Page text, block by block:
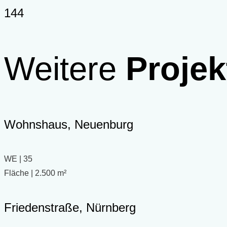
144
Weitere
Wohnshaus, Neuenburg
WE | 35
Fläche | 2.500 m²
Friedenstraße, Nürnberg